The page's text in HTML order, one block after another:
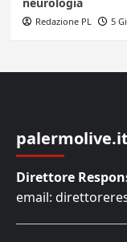
neurologia
Redazione PL 5
palermolive.it
Direttore
email: